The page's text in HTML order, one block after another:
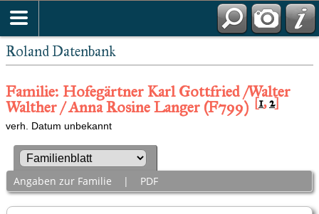
Roland Datenbank
Familie: Hofegärtner Karl Gottfried /Walter
Walther / Anna Rosine Langer (F799) [1,2]
verh. Datum unbekannt
Angaben zur Familie | PDF